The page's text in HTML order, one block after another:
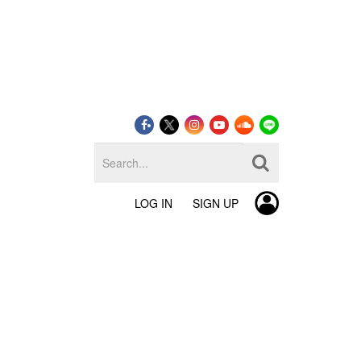
LOG IN SIGN UP